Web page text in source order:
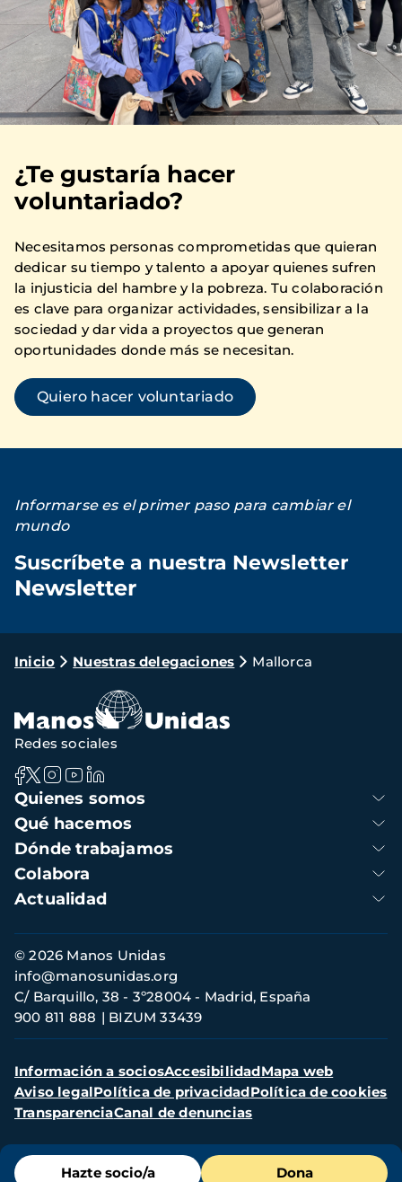
¿Te gustaría hacer
voluntariado?
Necesitamos personas comprometidas que quieran
dedicar su tiempo y talento a apoyar quienes sufren
la injusticia del hambre y la pobreza. Tu colaboración
es clave para organizar actividades, sensibilizar a la
sociedad y dar vida a proyectos que generan
oportunidades donde más se necesitan.
Quiero hacer voluntariado
Informarse es el primer paso para cambiar el
mundo
Suscríbete a nuestra Newsletter
Newsletter
Ruta
navegación
Inicio Nuestras delegaciones Mallorca
Menú
Hazte socio/a Dona
Navegación
principal
Quienes somos
Qué hacemos
Dónde trabajamos
Colabora
Actualidad
Redes sociales
Información
de
contacto
© 2026 Manos Unidas
C/ Barquillo, 38 - 3º28004 - Madrid, España
900 811 888
BIZUM 33439
info@manosunidas.org
Menú
secundario
Información a sociosAccesibilidadMapa web
Aviso legalPolítica de privacidadPolítica de cookies
TransparenciaCanal de denuncias